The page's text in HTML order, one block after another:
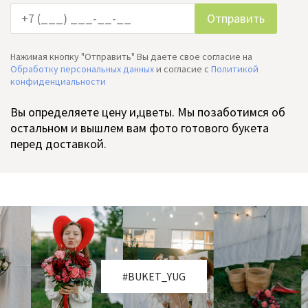
Нажимая кнопку "Отправить" Вы даете свое согласие на
Обработку персональных данныхи согласие c Политикой
конфиденциальности
Вы определяете цену и,цветы. Мы позаботимся об
остальном и вышлем вам фото готового букета
перед доставкой.
#BUKET_YUG